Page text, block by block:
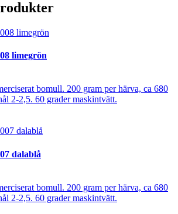
limegrön
bomull. 200 gram per härva, ca 680
2-2,5. 60 grader maskintvätt.
dalablå
bomull. 200 gram per härva, ca 680
2-2,5. 60 grader maskintvätt.